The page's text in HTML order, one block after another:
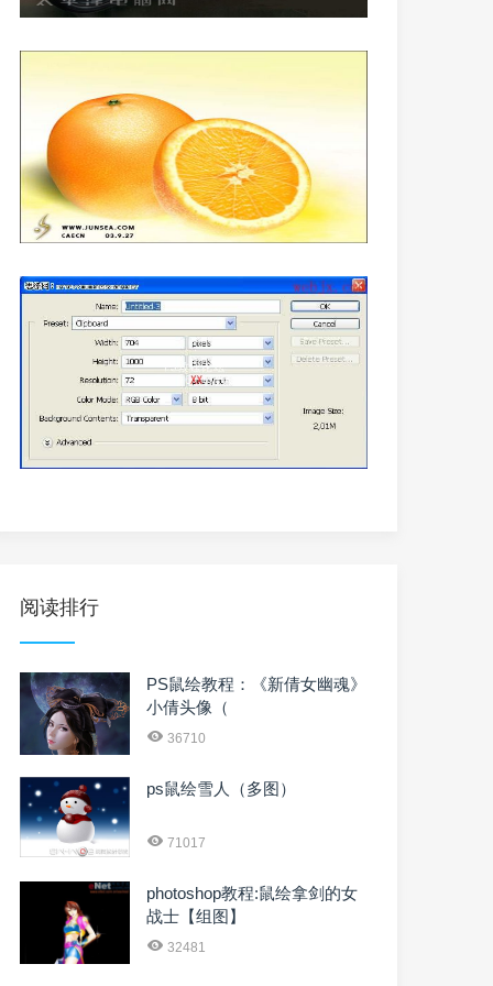
阅读排行
PS鼠绘教程：《新倩女幽魂》
小倩头像（
36710
ps鼠绘雪人（多图）
71017
photoshop教程:鼠绘拿剑的女
战士【组图】
32481